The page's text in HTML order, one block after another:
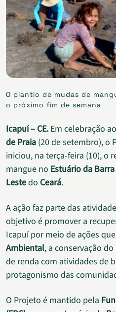
O plantio de mudas de
o próximo fim de semana
Icapuí – CE. Em celebração ao
de Praia (20 de setembro), o
iniciou, na terça-feira (10), o
mangue no Estuário da
Lestedo Ceará.
A ação faz parte das
objetivo é promover a
Icapuí por meio de ações
Ambiental, a conservação
de renda com atividades de
protagonismo das
O Projeto é mantido pela